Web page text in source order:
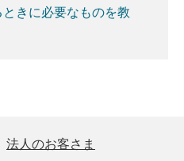
きに必要なものを教
法人のお客さま